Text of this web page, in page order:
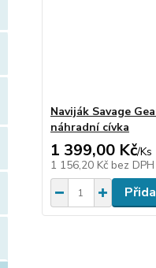
Naviják Savage
náhradní cívka
1 399,00 Kč/Ks
1 156,20 Kč bez DPH